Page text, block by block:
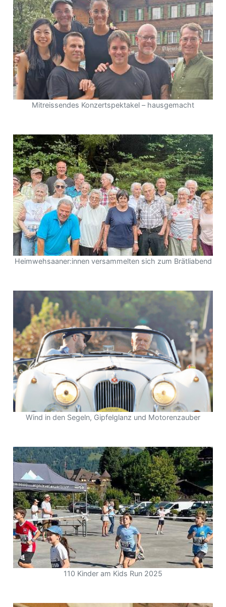
Mitreissendes Konzertspektakel – hausgemacht
Heimwehsaaner:innen versammelten sich zum Brätliabend
Wind in den Segeln, Gipfelglanz und Motorenzauber
110 Kinder am Kids Run 2025